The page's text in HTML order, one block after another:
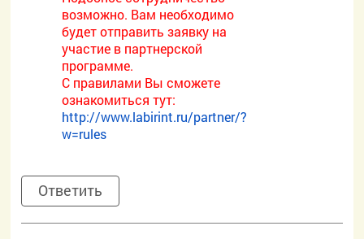
возможно. Вам необходимо
будет отправить заявку на
участие в партнерской
программе.
С правилами Вы сможете
ознакомиться тут:
http://www.labirint.ru/partner/?
w=rules
Ответить